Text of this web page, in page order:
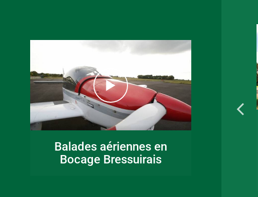
Balades aériennes en
Bocage Bressuirais
16 juin 2026
Fête de la musique
en Bocage